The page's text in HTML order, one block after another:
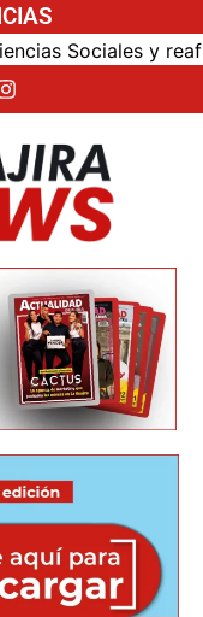
y reafirmó